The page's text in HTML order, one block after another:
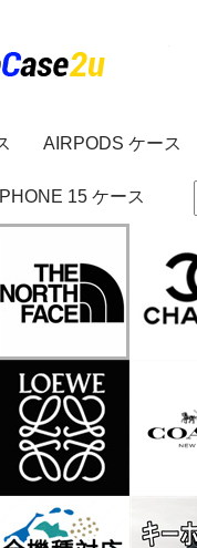
AIRPODS ケース
IPHONE 15 ケース